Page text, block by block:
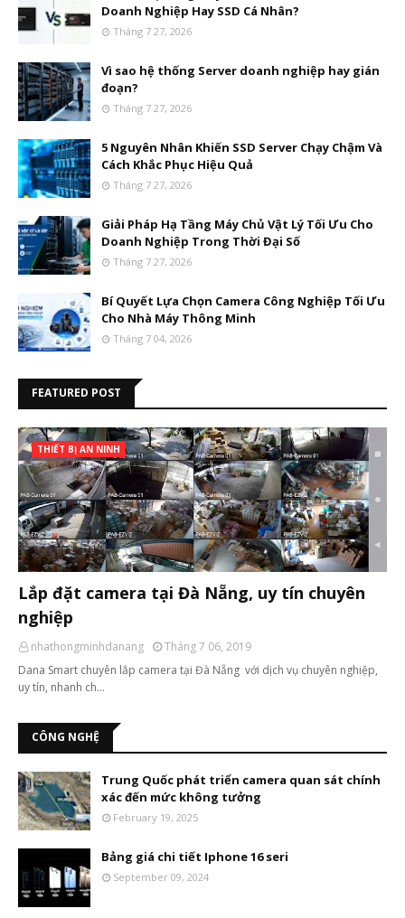
Doanh Nghiệp Hay SSD Cá Nhân?
Tháng 7 27, 2026
Vì sao hệ thống Server doanh nghiệp hay gián
đoạn?
Tháng 7 27, 2026
5 Nguyên Nhân Khiến SSD Server Chạy Chậm Và
Cách Khắc Phục Hiệu Quả
Tháng 7 27, 2026
Giải Pháp Hạ Tầng Máy Chủ Vật Lý Tối Ưu Cho
Doanh Nghiệp Trong Thời Đại Số
Tháng 7 27, 2026
Bí Quyết Lựa Chọn Camera Công Nghiệp Tối Ưu
Cho Nhà Máy Thông Minh
Tháng 7 04, 2026
FEATURED POST
THIẾT BỊ AN NINH
Lắp đặt camera tại Đà Nẵng, uy tín chuyên
nghiệp
nhathongminhdanang
Tháng 7 06, 2019
Dana Smart chuyên lắp camera tại Đà Nẵng với dịch vụ chuyên nghiệp,
uy tín, nhanh ch…
CÔNG NGHỆ
Trung Quốc phát triển camera quan sát chính
xác đến mức không tưởng
February 19, 2025
Bảng giá chi tiết Iphone 16 seri
September 09, 2024